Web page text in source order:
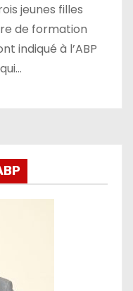
jeunes filles
de formation
indiqué à l’ABP